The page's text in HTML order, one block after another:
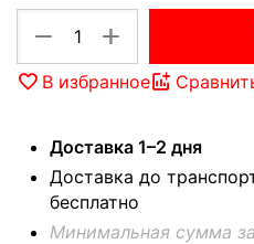
+
−
В избранное
Доставка 1–2 дня
Доставка до
бесплатно
Минимальная сумма